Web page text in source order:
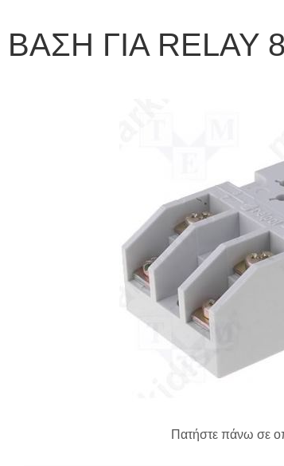
ΒΑΣΗ ΓΙΑ RELAY
Πατήστε πάνω σε